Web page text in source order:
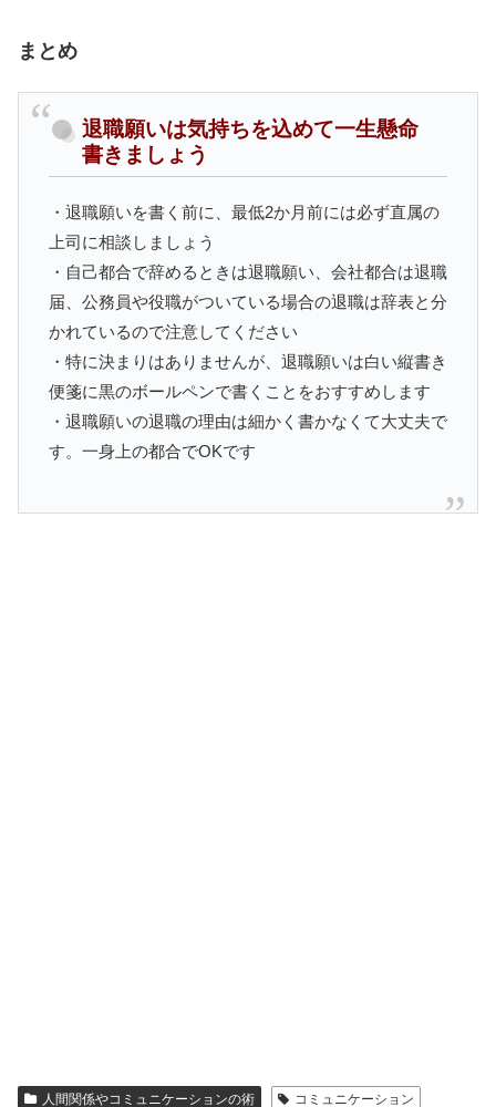
まとめ
退職願いは気持ちを込めて一生懸命
書きましょう
・退職願いを書く前に、最低2か月前には必ず直属の
上司に相談しましょう
・自己都合で辞めるときは退職願い、会社都合は退職
届、公務員や役職がついている場合の退職は辞表と分
かれているので注意してください
・特に決まりはありませんが、退職願いは白い縦書き
便箋に黒のボールペンで書くことをおすすめします
・退職願いの退職の理由は細かく書かなくて大丈夫で
す。一身上の都合でOKです
人間関係やコミュニケーションの術 コミュニケーション